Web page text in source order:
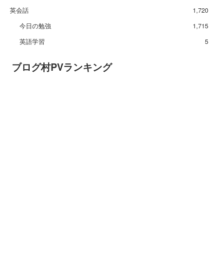
英会話
1,720
今日の勉強
1,715
英語学習
5
ブログ村PVランキング